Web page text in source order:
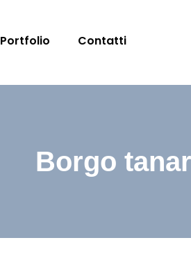
Portfolio Contatti
Borgo